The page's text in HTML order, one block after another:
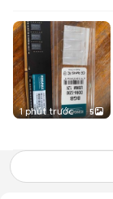
1 phút trước 5